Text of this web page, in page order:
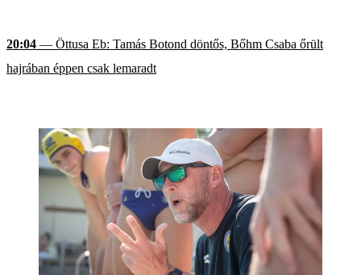
20:04 — Öttusa Eb: Tamás Botond döntős, Bőhm Csaba őrült
hajrában éppen csak lemaradt